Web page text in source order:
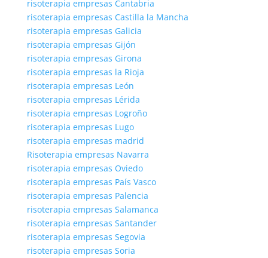
risoterapia empresas Cantabria
risoterapia empresas Castilla la Mancha
risoterapia empresas Galicia
risoterapia empresas Gijón
risoterapia empresas Girona
risoterapia empresas la Rioja
risoterapia empresas León
risoterapia empresas Lérida
risoterapia empresas Logroño
risoterapia empresas Lugo
risoterapia empresas madrid
Risoterapia empresas Navarra
risoterapia empresas Oviedo
risoterapia empresas País Vasco
risoterapia empresas Palencia
risoterapia empresas Salamanca
risoterapia empresas Santander
risoterapia empresas Segovia
risoterapia empresas Soria